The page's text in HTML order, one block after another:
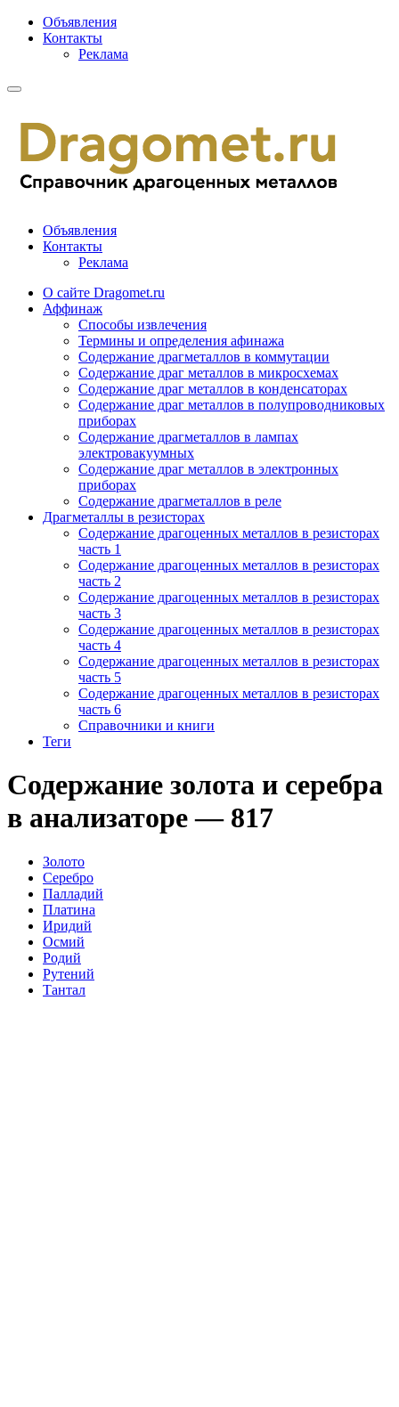
Объявления
Контакты
Реклама
Объявления
Контакты
Реклама
О сайте Dragomet.ru
Аффинаж
Способы извлечения
Термины и определения афинажа
Содержание драгметаллов в коммутации
Содержание драг металлов в микросхемах
Содержание драг металлов в конденсаторах
Содержание драг металлов в полупроводниковых
приборах
Содержание драгметаллов в лампах
электровакуумных
Содержание драг металлов в электронных
приборах
Содержание драгметаллов в реле
Драгметаллы в резисторах
Содержание драгоценных металлов в резисторах
часть 1
Содержание драгоценных металлов в резисторах
часть 2
Содержание драгоценных металлов в резисторах
часть 3
Содержание драгоценных металлов в резисторах
часть 4
Содержание драгоценных металлов в резисторах
часть 5
Содержание драгоценных металлов в резисторах
часть 6
Справочники и книги
Теги
Содержание золота и серебра
в анализаторе — 817
Золото
Серебро
Палладий
Платина
Иридий
Осмий
Родий
Рутений
Тантал